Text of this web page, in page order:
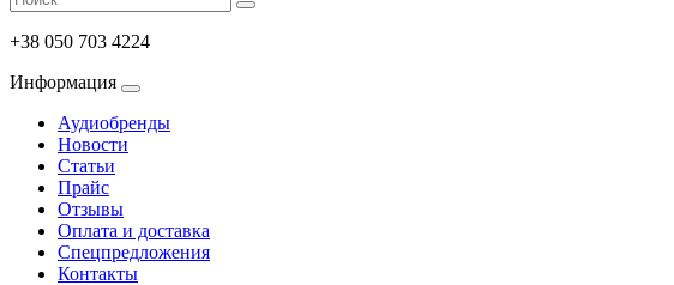
+38 050 703 4224
Информация
Аудиобренды
Новости
Статьи
Прайс
Отзывы
Оплата и доставка
Спецпредложения
Контакты